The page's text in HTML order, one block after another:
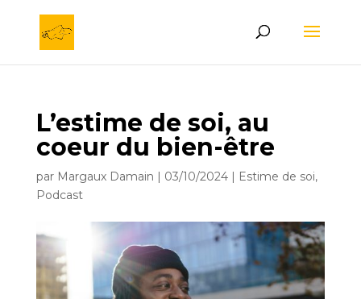
L’estime de soi, au
coeur du bien-être
par Margaux Damain | 03/10/2024| Estime de soi,
Podcast